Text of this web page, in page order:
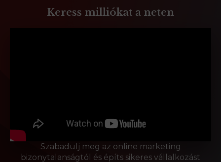
Keress milliókat a neten
Szabadulj meg az online marketing
bizonytalanságtól és építs sikeres vállalkozást